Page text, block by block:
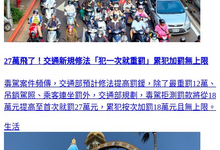
27萬飛了！交通新規修法「犯一次就重罰」累犯加罰無上限
毒駕案件頻傳，交通部預計修法提高罰鍰，除了最重罰12萬、
吊銷駕照、乘客連坐罰外，交通部規劃，毒駕拒測罰款將從18
萬元提高至首次就罰27萬元，累犯按次加罰18萬元且無上限。
生活